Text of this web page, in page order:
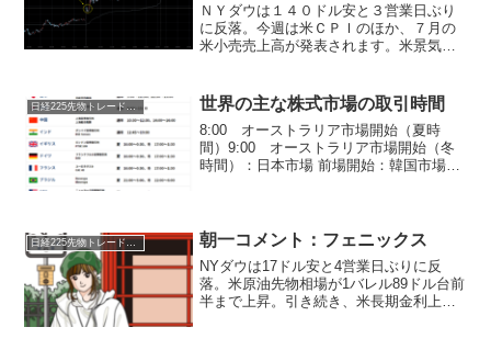
ＮＹダウは１４０ドル安と３営業日ぶり
に反落。今週は米ＣＰＩのほか、７月の
米小売売上高が発表されます。米景気が
のまま株安へと反応を示す確率が高い！)
日経先物は今週末にか...
日経225先物トレード倶楽部 世界の主な株式市場の取引時間
8:00 オーストラリア市場開始（夏時
間）9:00 オーストラリア市場開始（冬
時間）：日本市場 前場開始：韓国市場開
日経225先物トレード倶楽部 朝一コメント：フェニックス
NYダウは17ドル安と4営業日ぶりに反
落。米原油先物相場が1バレル89ドル台前
半まで上昇。引き続き、米長期金利上昇